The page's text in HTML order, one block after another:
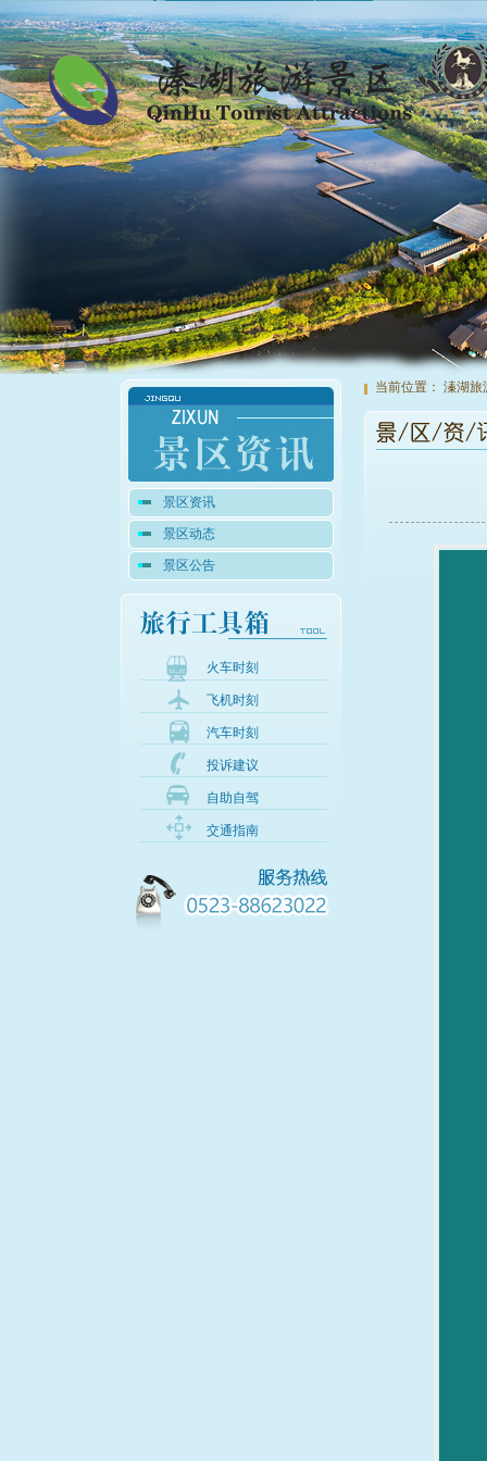
景区资讯
景区动态
景区公告
火车时刻
飞机时刻
汽车时刻
投诉建议
自助自驾
交通指南
当前位置： 溱湖旅